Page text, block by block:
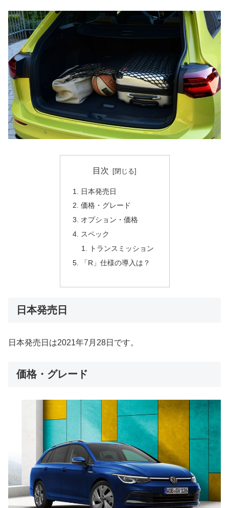
目次
日本発売日
価格・グレード
オプション・価格
スペック
トランスミッション
「R」仕様の導入は？
日本発売日
日本発売日は2021年7月28日です。
価格・グレード